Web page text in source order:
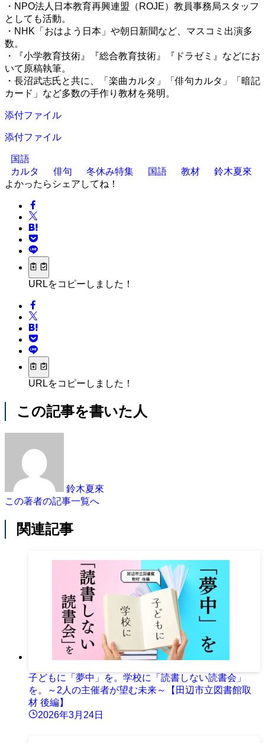
・NPO法人日本教育再興連盟（ROJE）教員事務局スタッフ
としても活動。
・NHK「おはよう日本」や朝日新聞など、マスコミ出演多
数。
・『小学教育技術』『総合教育技術』『ドラゼミ』などにお
いて原稿執筆。
・長沼武志氏と共に、「楽曲カルタ」「俳句カルタ」「暗記
カード」など多数の手作り教材を発明。
添付ファイル
添付ファイル
国語
カルタ
俳句 冬休み特集 国語 教材
鈴木夏來
よかったらシェアしてね！
URLをコピーしました！
URLをコピーしました！
この記事を書いた人
鈴木夏來
この著者の記事一覧へ
関連記事
子どもに「夢中」を。学校に「読書しない読書会」
を。～2人の主催者が望む未来～【田辺市立図書館取
材 後編】
2026年3月24日